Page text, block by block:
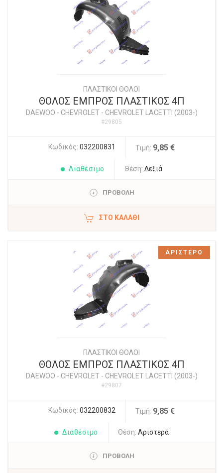
ΠΛΑΣΤΙΚΟΙ ΘΟΛΟΙ
ΘΟΛΟΣ ΕΜΠΡΟΣ ΠΛΑΣΤΙΚΟΣ 4Π
DAEWOO - CHEVROLET- CHEVROLET LACETTI (2003-)
#29805
Κωδικός: 032200831 Τιμή: 9,85 €
Διαθέσιμο Θέση: Δεξιά
ΠΡΟΒΟΛΗ
ΣΤΟ ΚΑΛΆΘΙ
ΠΛΑΣΤΙΚΟΙ ΘΟΛΟΙ
ΘΟΛΟΣ ΕΜΠΡΟΣ ΠΛΑΣΤΙΚΟΣ 4Π
DAEWOO - CHEVROLET- CHEVROLET LACETTI (2003-)
#29807
Κωδικός: 032200832 Τιμή: 9,85 €
Διαθέσιμο Θέση: Αριστερά
ΠΡΟΒΟΛΗ
ΑΡΙΣΤΕΡΟ